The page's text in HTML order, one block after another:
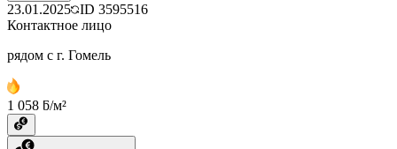
23.01.2025 ID 3595516
Контактное лицо
рядом с г. Гомель
1 058 ƃ/м²